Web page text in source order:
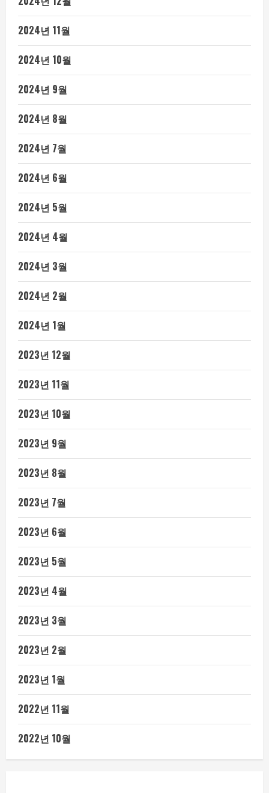
2024년 11월
2024년 10월
2024년 9월
2024년 8월
2024년 7월
2024년 6월
2024년 5월
2024년 4월
2024년 3월
2024년 2월
2024년 1월
2023년 12월
2023년 11월
2023년 10월
2023년 9월
2023년 8월
2023년 7월
2023년 6월
2023년 5월
2023년 4월
2023년 3월
2023년 2월
2023년 1월
2022년 11월
2022년 10월